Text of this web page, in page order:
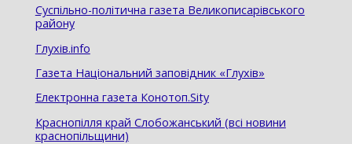
Суспільно-політична газета Великописарівського
району
Глухів.info
Газета Національний заповідник «Глухів»
Електронна газета Конотоп.Sity
Краснопілля край Слобожанський (всі новини
краснопільщини)